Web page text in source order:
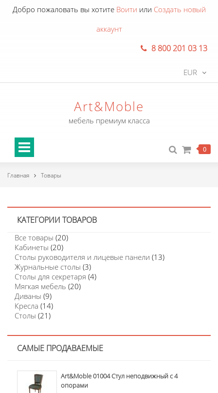
Добро пожаловать вы хотите Воити или Создать новый
аккаунт
8 800 201 03 13
EUR
Art&Moble
мебель премиум класса
0
Главная Товары
КАТЕГОРИИ ТОВАРОВ
Все товары (20)
Кабинеты (20)
Столы руководителя и лицевые панели (13)
Журнальные столы (3)
Столы для секретаря (4)
Мягкая мебель (20)
Диваны (9)
Кресла (14)
Столы (21)
САМЫЕ ПРОДАВАЕМЫЕ
Art&Moble 01004 Стул неподвижный с 4
опорами